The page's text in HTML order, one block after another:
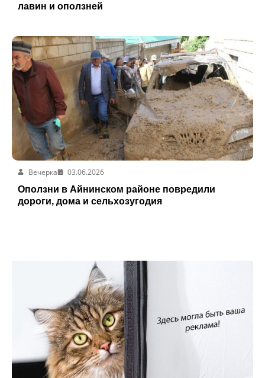
лавин и оползней
Вечерка
03.06.2026
Оползни в Айнинском районе повредили
дороги, дома и сельхозугодия